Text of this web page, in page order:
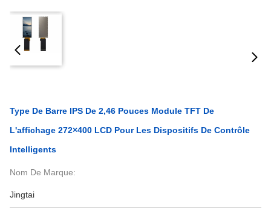
Type De Barre IPS De 2,46 Pouces Module TFT De
L'affichage 272×400 LCD Pour Les Dispositifs De Contrôle
Intelligents
Nom De Marque:
Jingtai